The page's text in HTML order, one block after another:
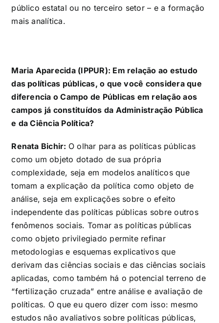
público estatal ou no terceiro setor – e a formação
mais analítica.
Maria Aparecida (IPPUR): Em relação ao estudo
das políticas públicas, o que você considera que
diferencia o Campo de Públicas em relação aos
campos já constituídos da Administração Pública
e da Ciência Política?
Renata Bichir: O olhar para as políticas públicas
como um objeto dotado de sua própria
complexidade, seja em modelos analíticos que
tomam a explicação da política como objeto de
análise, seja em explicações sobre o efeito
independente das políticas públicas sobre outros
fenômenos sociais. Tomar as políticas públicas
como objeto privilegiado permite refinar
metodologias e esquemas explicativos que
derivam das ciências sociais e das ciências sociais
aplicadas, como também há o potencial terreno de
“fertilização cruzada” entre análise e avaliação de
políticas. O que eu quero dizer com isso: mesmo
estudos não avaliativos sobre políticas públicas,